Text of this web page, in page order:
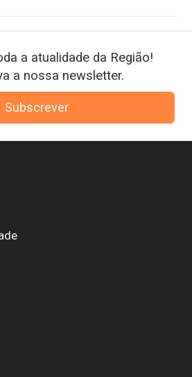
a atualidade da Região!
a nossa newsletter.
Subscrever